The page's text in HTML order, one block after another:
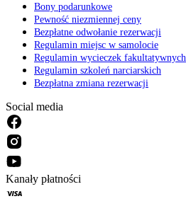
Bony podarunkowe
Pewność niezmiennej ceny
Bezpłatne odwołanie rezerwacji
Regulamin miejsc w samolocie
Regulamin wycieczek fakultatywnych
Regulamin szkoleń narciarskich
Bezpłatna zmiana rezerwacji
Social media
Kanały płatności